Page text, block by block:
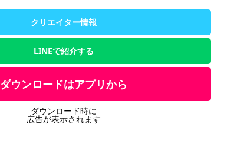
クリエイター情報
LINEで紹介する
ダウンロードはアプリから
ダウンロード時に
広告が表示されます